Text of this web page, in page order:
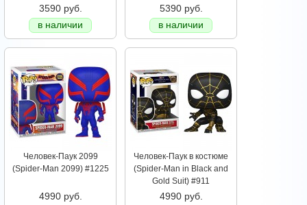
3590 руб.
в наличии
5390 руб.
в наличии
Человек-Паук 2099
(Spider-Man 2099) #1225
4990 руб.
Человек-Паук в костюме
(Spider-Man in Black and
Gold Suit) #911
4990 руб.